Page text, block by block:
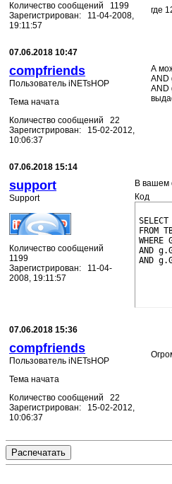
Количество сообщений 1199
Зарегистрирован: 11-04-2008,
19:11:57
где
07.06.2018 10:47
compfriends
Пользователь iNETsHOP
Тема начата
Количество сообщений 22
Зарегистрирован: 15-02-2012,
10:06:37
А
AND
AND
07.06.2018 15:14
support
Support
Количество сообщений
1199
Зарегистрирован: 11-04-
2008, 19:11:57
В вашем
Код
FROM
AND
AND
07.06.2018 15:36
compfriends
Пользователь iNETsHOP
Тема начата
Количество сообщений 22
Зарегистрирован: 15-02-2012,
10:06:37